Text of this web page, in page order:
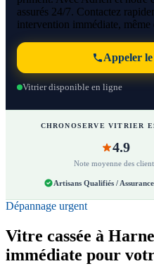
assurés 24/7. Contactez
intervention immédiate,
Appeler le
Vitrier disponible en ligne
CHRONOSERVE VITRIER
4.9
Note moyenne des
Artisans Qualifiés /
Dépannage urgent
Vitre cassée à
immédiate pour